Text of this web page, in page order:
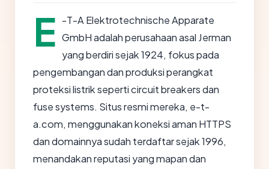
E -T-A Elektrotechnische Apparate
GmbH adalah perusahaan asal Jerman
yang berdiri sejak 1924, fokus pada
pengembangan dan produksi perangkat
proteksi listrik seperti circuit breakers dan
fuse systems. Situs resmi mereka, e-t-
a.com, menggunakan koneksi aman HTTPS
dan domainnya sudah terdaftar sejak 1996,
menandakan reputasi yang mapan dan